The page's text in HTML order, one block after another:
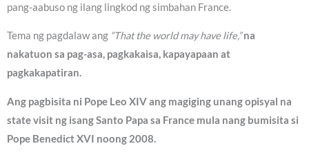
pang-aabuso ng ilang lingkod ng simbahan France.
Tema ng pagdalaw ang “That the world may have life,”na
nakatuon sa pag-asa, pagkakaisa, kapayapaan at
pagkakapatiran.
Ang pagbisita ni Pope Leo XIV ang magiging unang opisyal na
state visit ng isang Santo Papa sa France mula nang bumisita si
Pope Benedict XVI noong 2008.